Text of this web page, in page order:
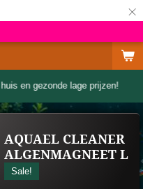
×
en gezonde lage prijzen!
AQUAEL CLEANER
ALGENMAGNEET L
Sale!